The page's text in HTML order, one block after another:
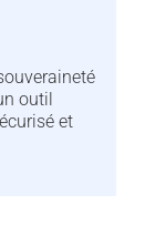
outil
et